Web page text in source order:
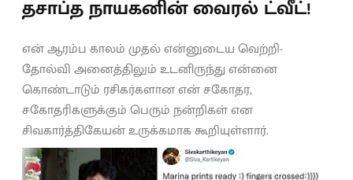
தசாப்த நாயகனின் வைரல் ட்வீட்!
என் ஆரம்ப காலம் முதல் என்னுடைய வெற்றி-
தோல்வி அனைத்திலும் உடனிருந்து என்னை
கொண்டாடும் ரசிகர்களான என் சகோதர,
சகோதரிகளுக்கும் பெரும் நன்றிகள் என
சிவகார்த்திகேயன் உருக்கமாக கூறியுள்ளார்.